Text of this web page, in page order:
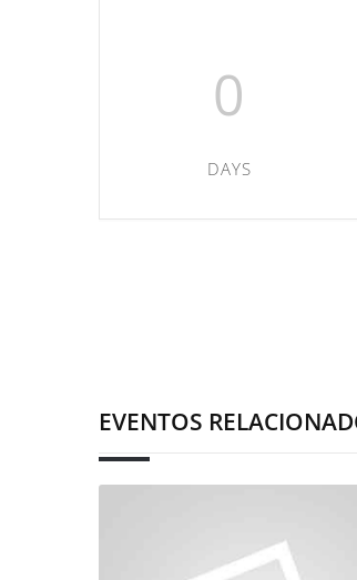
0
DAYS
EVENTOS